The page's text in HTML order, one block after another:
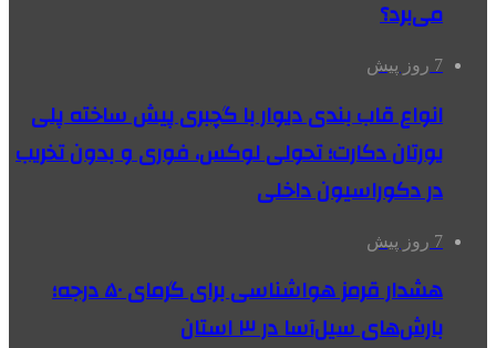
می‌برد؟
7 روز پیش
انواع قاب بندی دیوار با گچبری پیش ساخته پلی
یورتان دکارت؛ تحولی لوکس، فوری و بدون تخریب
در دکوراسیون داخلی
7 روز پیش
هشدار قرمز هواشناسی برای گرمای ۵۰ درجه؛
بارش‌های سیل‌آسا در ۳ استان